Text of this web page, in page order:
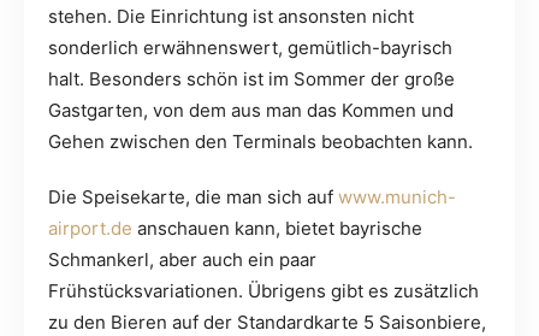
stehen. Die Einrichtung ist ansonsten nicht
sonderlich erwähnenswert, gemütlich-bayrisch
halt. Besonders schön ist im Sommer der große
Gastgarten, von dem aus man das Kommen und
Gehen zwischen den Terminals beobachten kann.
Die Speisekarte, die man sich auf www.munich-
airport.de anschauen kann, bietet bayrische
Schmankerl, aber auch ein paar
Frühstücksvariationen. Übrigens gibt es zusätzlich
zu den Bieren auf der Standardkarte 5 Saisonbiere,